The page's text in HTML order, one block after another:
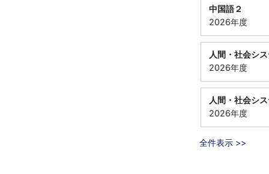
中国語２
2026年度
人間・社会シ
2026年度
人間・社会シ
2026年度
全件表示 >>